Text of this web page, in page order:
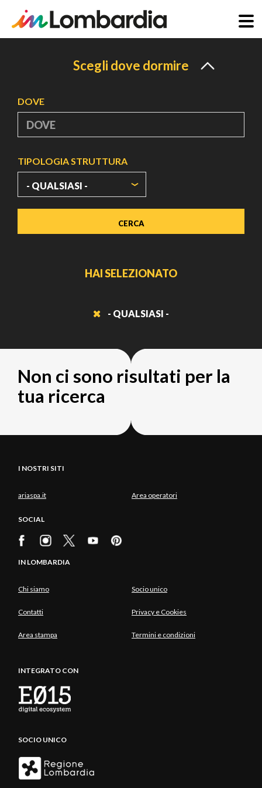
Scegli dove dormire
DOVE
TIPOLOGIA STRUTTURA
HAI SELEZIONATO
- QUALSIASI -
Non ci sono risultati per la
tua ricerca
I NOSTRI SITI
ariaspa.it Area operatori
SOCIAL
IN LOMBARDIA
Chi siamo Socio unico
Contatti Privacy e Cookies
Area stampa Termini e condizioni
INTEGRATO CON
SOCIO UNICO